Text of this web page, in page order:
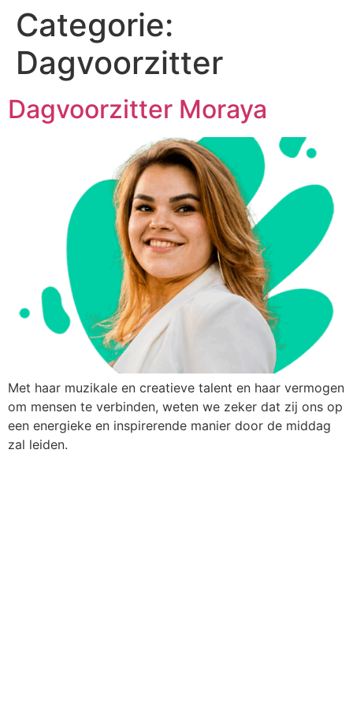
Categorie:
Dagvoorzitter
Dagvoorzitter Moraya
Met haar muzikale en creatieve talent en haar vermogen
om mensen te verbinden, weten we zeker dat zij ons op
een energieke en inspirerende manier door de middag
zal leiden.